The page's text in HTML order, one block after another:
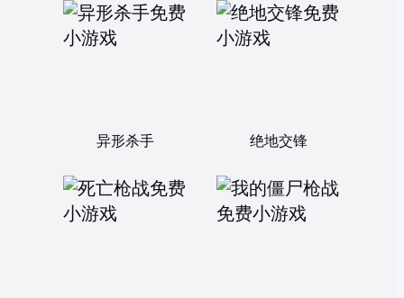
异形杀手 绝地交锋